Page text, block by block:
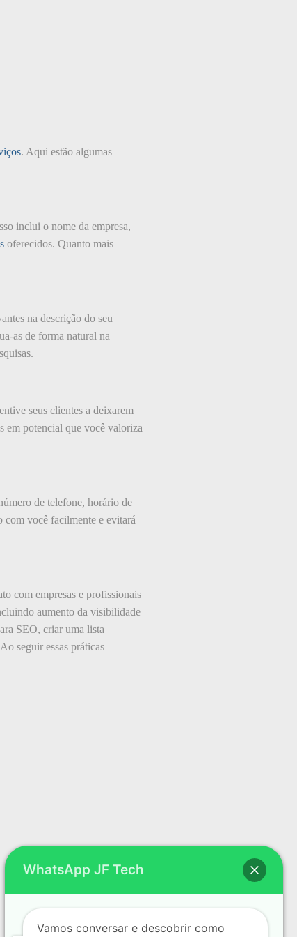
. Aqui estão algumas
inclui o nome da empresa,
oferecidos. Quanto mais
na descrição do seu
as de forma natural na
seus clientes a deixarem
em potencial que você valoriza
de telefone, horário de
com você facilmente e evitará
com empresas e profissionais
aumento da visibilidade
SEO, criar uma lista
seguir essas práticas
WhatsApp JF Tech
Vamos conversar e descobrir como